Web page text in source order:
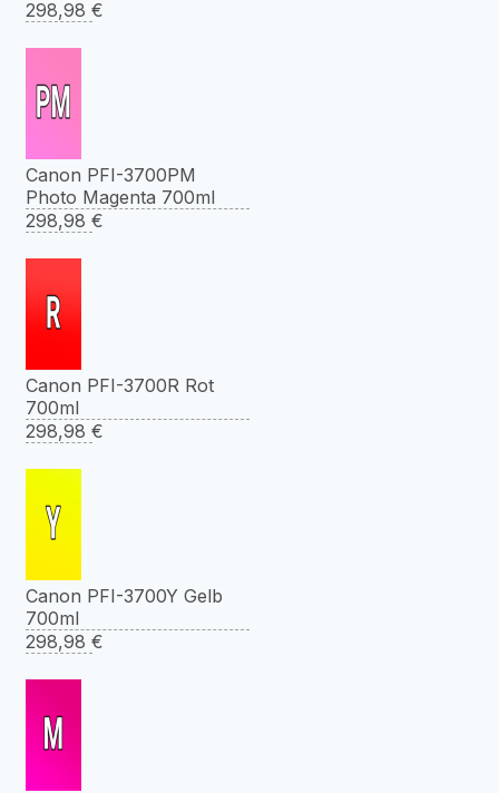
298,98 €
Canon PFI-3700PM
Photo Magenta 700ml
298,98 €
Canon PFI-3700R Rot
700ml
298,98 €
Canon PFI-3700Y Gelb
700ml
298,98 €